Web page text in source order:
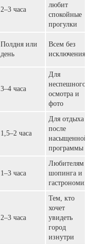
2–3 часа
любит
спокойные
прогулки
Полдня или
день
Всем без
исключения
3–4 часа
Для
неспешного
осмотра и
фото
1,5–2 часа
Для отдыха
после
насыщенной
программы
1–3 часа
Любителям
шопинга и
гастрономии
2–3 часа
Тем, кто
хочет
увидеть
город
изнутри